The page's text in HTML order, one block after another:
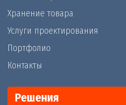
Хранение товара
Услуги проектирования
Портфолио
Контакты
Решения